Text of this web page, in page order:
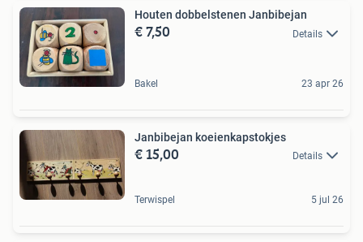
Houten dobbelstenen Janbibejan
€ 7,50 Details
Bakel 23 apr 26
Janbibejan koeienkapstokjes
€ 15,00 Details
Terwispel 5 jul 26